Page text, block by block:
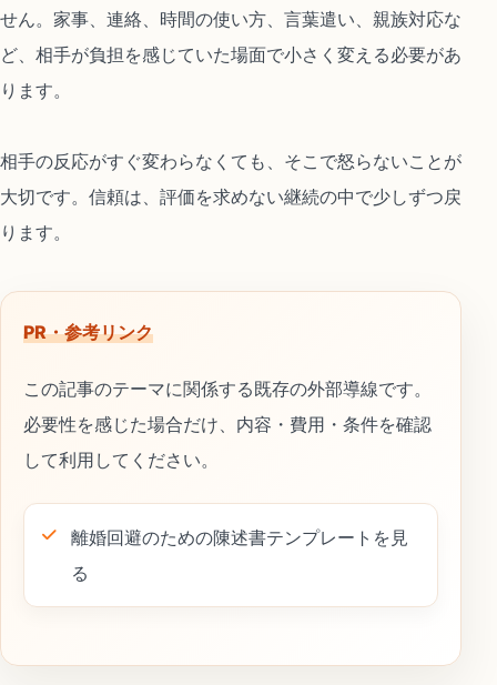
せん。家事、連絡、時間の使い方、言葉遣い、親族対応な
ど、相手が負担を感じていた場面で小さく変える必要があ
ります。
相手の反応がすぐ変わらなくても、そこで怒らないことが
大切です。信頼は、評価を求めない継続の中で少しずつ戻
ります。
PR・参考リンク
この記事のテーマに関係する既存の外部導線です。
必要性を感じた場合だけ、内容・費用・条件を確認
して利用してください。
離婚回避のための陳述書テンプレートを見
る